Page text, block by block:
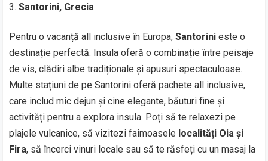
Santorini, Grecia
Pentru o vacanță all inclusive în Europa,Santorini este o
destinație perfectă. Insula oferă o combinație între peisaje
de vis, clădiri albe tradiționale și apusuri spectaculoase.
Multe stațiuni de pe Santorini oferă pachete all inclusive,
care includ mic dejun și cine elegante, băuturi fine și
activități pentru a explora insula. Poți să te relaxezi pe
plajele vulcanice, să vizitezi faimoasele localități Oia și
Fira, să încerci vinuri locale sau să te răsfeți cu un masaj la